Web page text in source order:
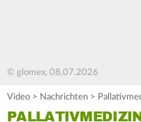
© glomex, 08.07.2026
Video > Nachrichten >